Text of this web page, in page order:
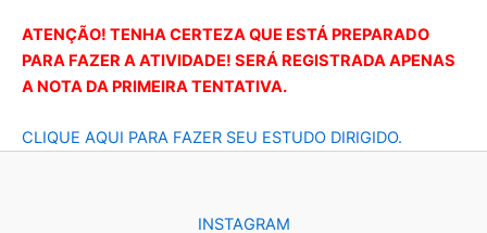
ATENÇÃO! TENHA CERTEZA QUE ESTÁ PREPARADO
PARA FAZER A ATIVIDADE! SERÁ REGISTRADA APENAS
A NOTA DA PRIMEIRA TENTATIVA.
CLIQUE AQUI PARA FAZER SEU ESTUDO DIRIGIDO.
INSTAGRAM